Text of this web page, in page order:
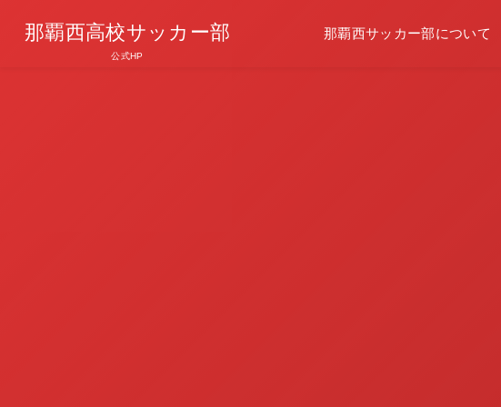
那覇西高校サッカー部
公式HP
那覇西サッカー部について